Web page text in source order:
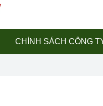
CHÍNH SÁCH CÔNG